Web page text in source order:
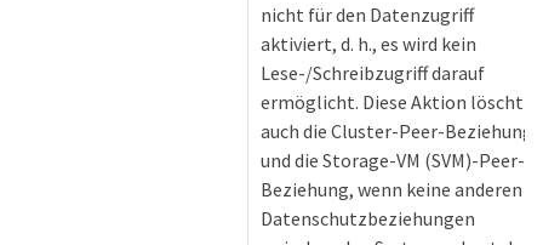
nicht für den Datenzugriff
aktiviert, d. h., es wird kein
Lese-/Schreibzugriff darauf
ermöglicht. Diese Aktion löscht
auch die Cluster-Peer-Beziehung
und die Storage-VM (SVM)-Peer-
Beziehung, wenn keine anderen
Datenschutzbeziehungen